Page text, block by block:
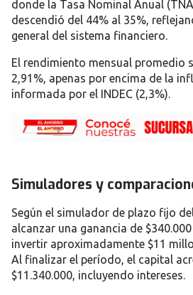
donde la Tasa Nominal Anual
descendió del 44% al 35% ,
general del sistema financiero.
El rendimiento mensual promedio
2,91% , apenas por encima de la
informada por el INDEC (2,3%)
Simuladores y
Según el simulador de plazo fijo
alcanzar una ganancia de
invertir aproximadamente $11
Al finalizar el período, el capital
$11.340.000, incluyendo intereses.